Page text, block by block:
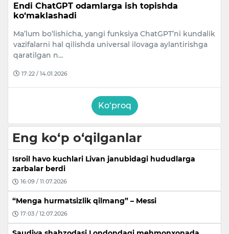
Endi ChatGPT odamlarga ish topishda
ko‘maklashadi
Ma’lum bo‘lishicha, yangi funksiya ChatGPT’ni kundalik
vazifalarni hal qilishda universal ilovaga aylantirishga
qaratilgan n…
17:22 / 14.01.2026
Ko‘proq
Eng ko‘p o‘qilganlar
Isroil havo kuchlari Livan janubidagi hududlarga
zarbalar berdi
16:09 / 11.07.2026
“Menga hurmatsizlik qilmang” – Messi
17:03 / 12.07.2026